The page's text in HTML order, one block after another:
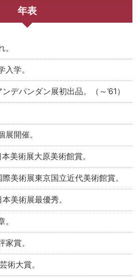
年表
入学。
デパンダン展初出品。（～’61）
展開催。
美術展大原美術館賞。
美術展東京国立近代美術館賞。
美術展最優秀。
家賞。
術大賞。